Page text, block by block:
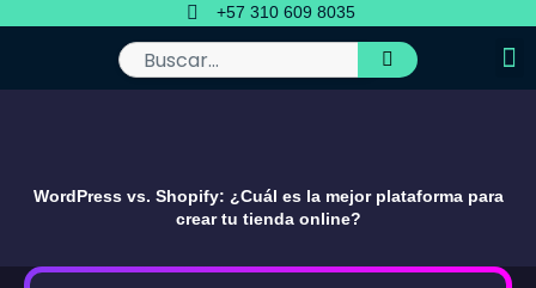
+57 310 609 8035
WordPress vs. Shopify: ¿Cuál es la mejor plataforma para
crear tu tienda online?